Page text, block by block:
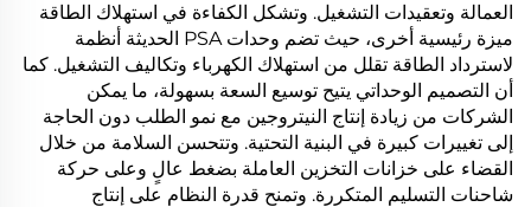
العمالة وتعقيدات التشغيل. وتشكل الكفاءة في استهلاك الطاقة
ميزة رئيسية أخرى، حيث تضم وحدات PSA الحديثة أنظمة
لاسترداد الطاقة تقلل من استهلاك الكهرباء وتكاليف التشغيل. كما
أن التصميم الوحداتي يتيح توسيع السعة بسهولة، ما يمكن
الشركات من زيادة إنتاج النيتروجين مع نمو الطلب دون الحاجة
إلى تغييرات كبيرة في البنية التحتية. وتتحسن السلامة من خلال
القضاء على خزانات التخزين العاملة بضغط عالٍ وعلى حركة
شاحنات التسليم المتكررة. وتمنح قدرة النظام على إنتاج